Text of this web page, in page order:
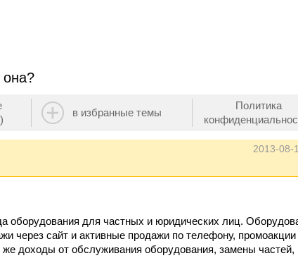
она?
в избранные темы
Политика
2013-08-
оборудования для частных и юридических лиц.
через сайт и активные продажи по телефону, промоакции
же доходы от обслуживания оборудования, замены частей,